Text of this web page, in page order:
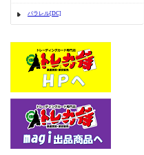
パラレル[DC]